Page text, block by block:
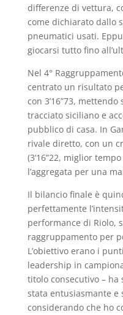
differenze di vettura,
come dichiarato dallo
pneumatici usati.
giocarsi tutto fino
Nel 4°
centrato un risultato
con 3’16”73,
tracciato siciliano e
pubblico di casa. In
rivale diretto, con un
(3’16”22, miglior
l’aggregata per una
Il bilancio finale è
perfettamente
performance di Riolo,
raggruppamento per
L’obiettivo erano i
leadership in
titolo consecutivo – ha
stata entusiasmante e
considerando che ho